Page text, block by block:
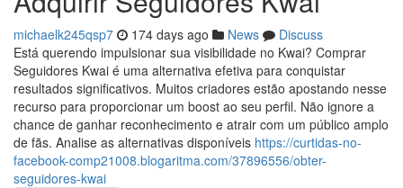
michaelk245qsp7 174 days ago News
Discuss
Está querendo impulsionar sua visibilidade no Kwai? Comprar
Seguidores Kwai é uma alternativa efetiva para conquistar
resultados significativos. Muitos criadores estão apostando nesse
recurso para proporcionar um boost ao seu perfil. Não ignore a
chance de ganhar reconhecimento e atrair com um público amplo
de fãs. Analise as alternativas disponíveis https://curtidas-no-
facebook-comp21008.blogaritma.com/37896556/obter-
seguidores-kwai